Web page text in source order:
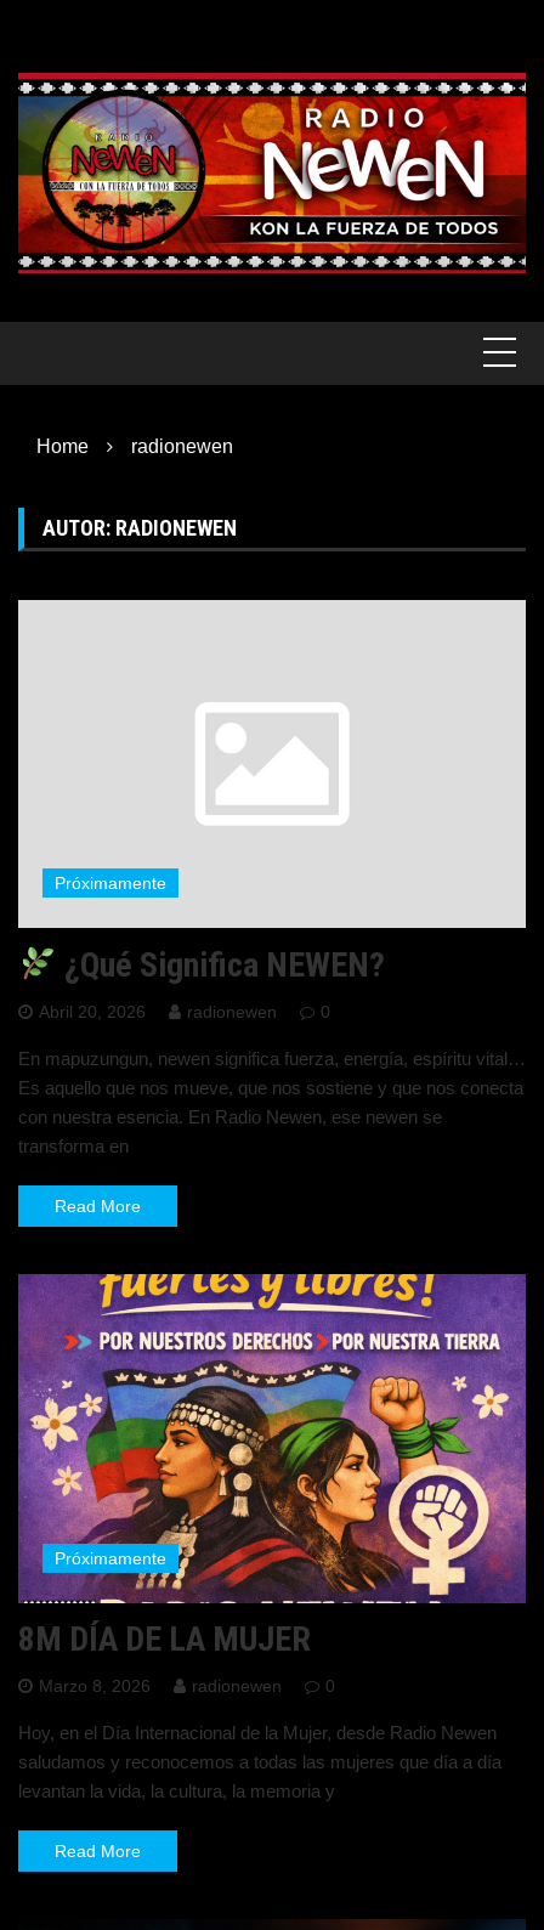
content
Home radionewen
AUTOR: RADIONEWEN
Próximamente
¿Qué Significa NEWEN?
Abril 20, 2026 radionewen 0
En mapuzungun, newen significa fuerza, energía, espíritu vital…
Es aquello que nos mueve, que nos sostiene y que nos conecta
con nuestra esencia. En Radio Newen, ese newen se
transforma en
Read More
Próximamente
8M DÍA DE LA MUJER
Marzo 8, 2026 radionewen 0
Hoy, en el Día Internacional de la Mujer, desde Radio Newen
saludamos y reconocemos a todas las mujeres que día a día
levantan la vida, la cultura, la memoria y
Read More